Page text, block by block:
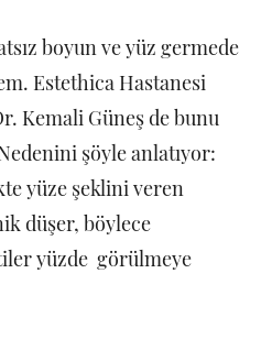
boyun ve yüz germede
Estethica Hastanesi
Kemali Güneş de bunu
şöyle anlatıyor:
yüze şeklini veren
düşer, böylece
yüzde görülmeye